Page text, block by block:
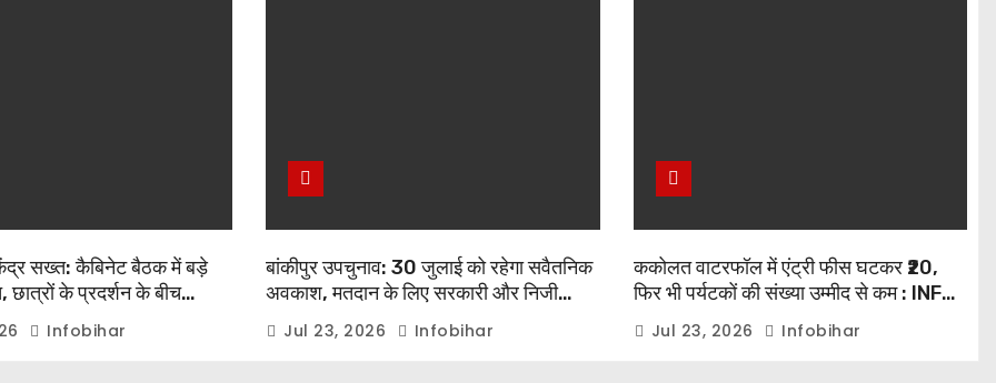
सख्त: कैबिनेट बैठक में बड़े
के प्रदर्शन के बीच
मोदी का बड़ा बयान
Infobihar
बांकीपुर उपचुनाव: 30 जुलाई को रहेगा सवैतनिक
अवकाश, मतदान के लिए सरकारी और निजी
कर्मचारियों को मिलेगी छुट्टी
Jul 23, 2026 Infobihar
ककोलत वाटरफॉल में एंट्री फीस घटकर ₹20,
फिर भी पर्यटकों की संख्या उम्मीद से कम : INFO
BIHAR
Jul 23, 2026 Infobihar